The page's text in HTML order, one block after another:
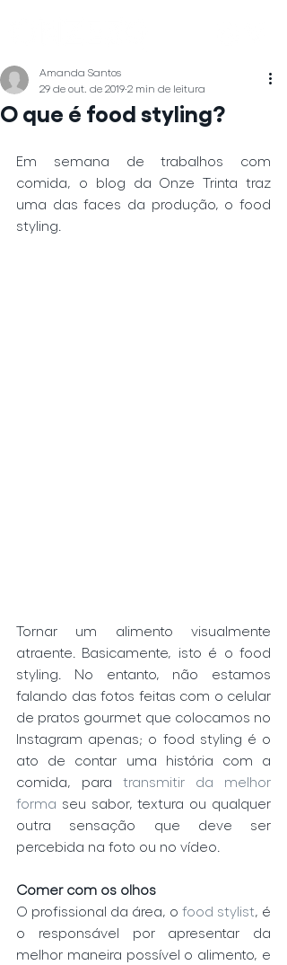
O que é food styling?
Amanda Santos
29 de out. de 2019 2 min de leitura
Em semana de trabalhos com
comida, o blog da Onze Trinta traz
uma das faces da produção, o food
styling.
Tornar um alimento visualmente
atraente. Basicamente, isto é o food
styling. No entanto, não estamos
falando das fotos feitas com o celular
de pratos gourmet que colocamos no
Instagram apenas; o food styling é o
ato de contar uma história com a
comida, para transmitir da melhor
forma seu sabor, textura ou qualquer
outra sensação que deve ser
percebida na foto ou no vídeo.
Comer com os olhos
O profissional da área, o food stylist, é
o responsável por apresentar da
melhor maneira possível o alimento, e